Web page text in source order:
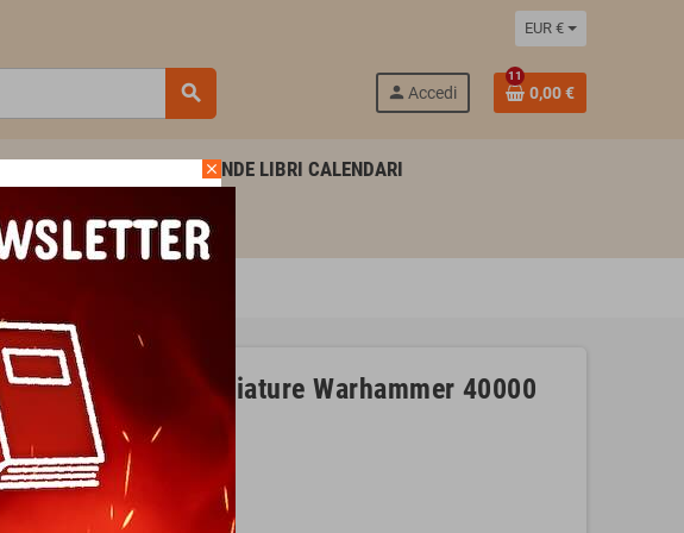
EUR €
search person Accedi
11
0,00 €
AGENDE LIBRI CALENDARI
40000
Tyranid 3 miniature Warhammer 40000
Workshop
close